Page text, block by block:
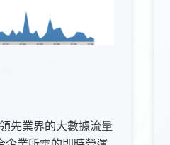
先業界的大數據流量